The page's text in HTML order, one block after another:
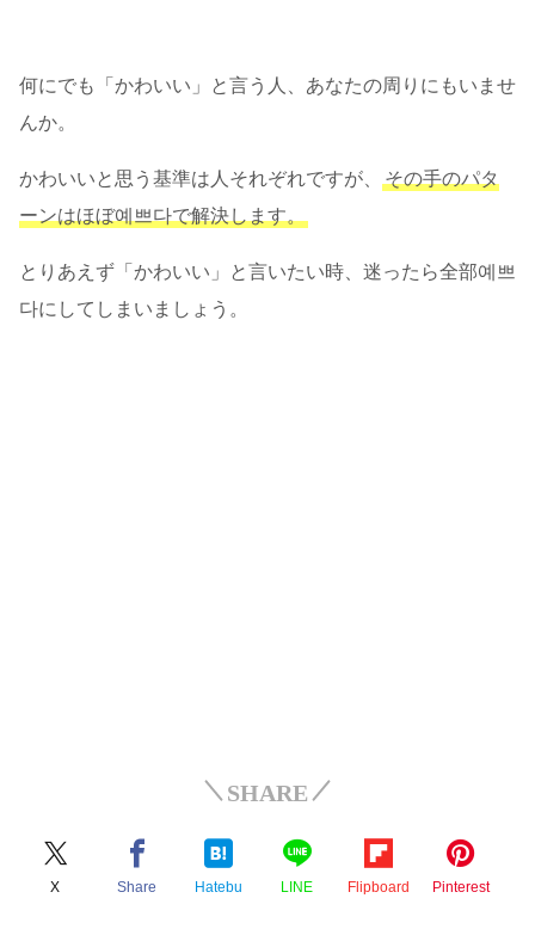
何にでも「かわいい」と言う人、あなたの周りにもいませ
んか。
かわいいと思う基準は人それぞれですが、
その手のパタ
ーンはほぼ예쁘다で解決します。
とりあえず「かわいい」と言いたい時、迷ったら全部예쁘
다にしてしまいましょう。
SHARE
X Share Hatebu LINE Flipboard Pinterest